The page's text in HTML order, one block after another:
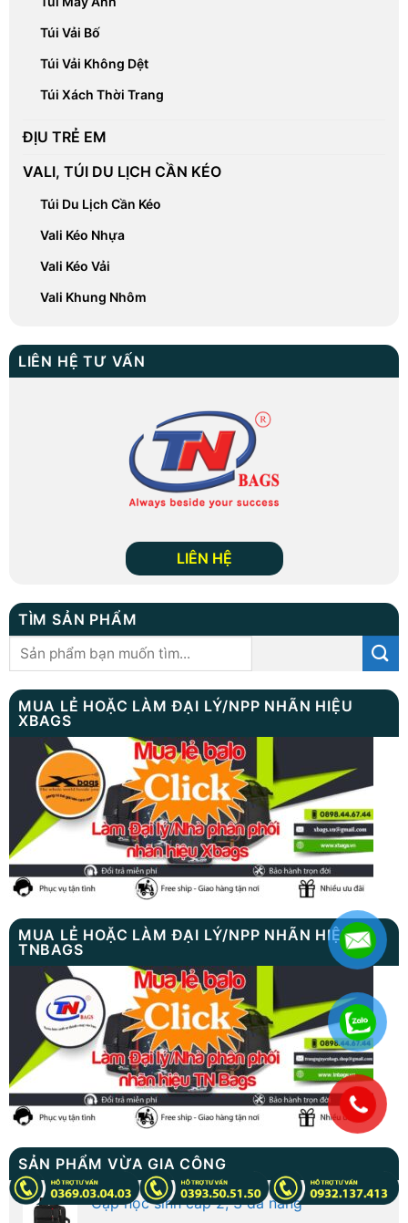
Túi Vải Bố
Túi Vải Không Dệt
Túi Xách Thời Trang
ĐỊU TRẺ EM
VALI, TÚI DU LỊCH CẦN KÉO
Túi Du Lịch Cần Kéo
Vali Kéo Nhựa
Vali Kéo Vải
Vali Khung Nhôm
LIÊN HỆ TƯ VẤN
LIÊN HỆ
TÌM SẢN PHẨM
Tìm
MUA LẺ HOẶC LÀM ĐẠI LÝ/NPP NHÃN HIỆU
XBAGS
MUA LẺ HOẶC LÀM ĐẠI LÝ/NPP NHÃN HIỆU
TNBAGS
SẢN PHẨM VỪA GIA CÔNG
Cặp học sinh cấp 2, 3 đa năng
.